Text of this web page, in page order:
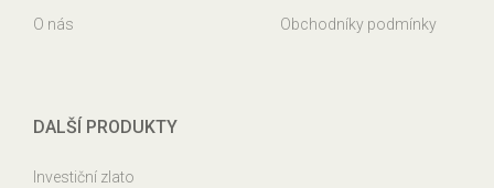
O nás
Obchodníky podmínky
DALŠÍ PRODUKTY
Investiční zlato